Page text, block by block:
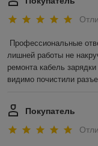
Профессиональные
лишней работы не
ремонта кабель
видимо почистили
Покупатель